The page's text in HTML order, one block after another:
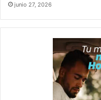
junio 27, 2026